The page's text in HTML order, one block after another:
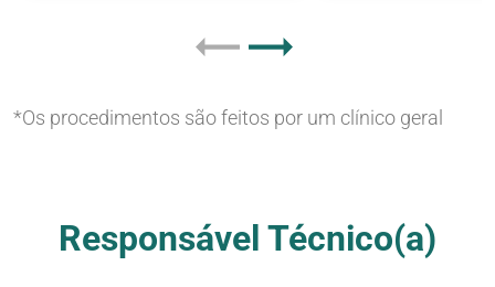
*Os procedimentos são feitos por um clínico geral
Responsável Técnico(a)